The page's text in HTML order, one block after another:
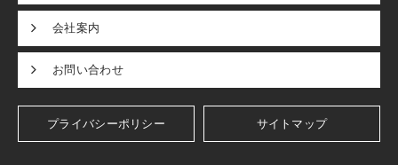
会社案内
お問い合わせ
プライバシーポリシー サイトマップ